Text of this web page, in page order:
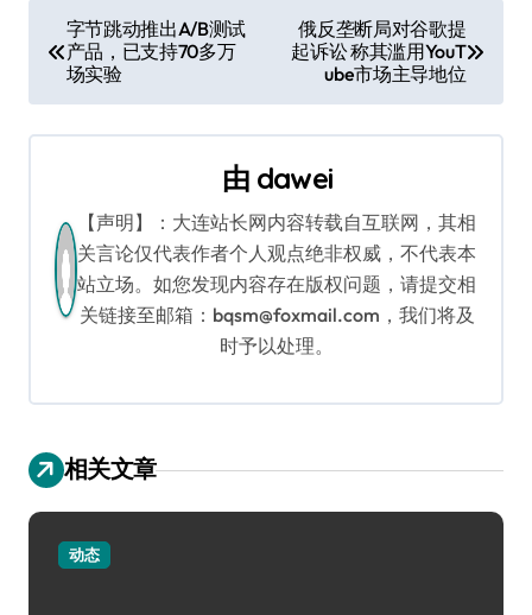
章
导
字节跳动推出A/B测试
产品，已支持70多万
场实验
俄反垄断局对谷歌提
起诉讼 称其滥用YouT
ube市场主导地位
由 dawei
【声明】：大连站长网内容转载自互联网，其相
关言论仅代表作者个人观点绝非权威，不代表本
站立场。如您发现内容存在版权问题，请提交相
关链接至邮箱：bqsm@foxmail.com，我们将及
时予以处理。
相关文章
动态